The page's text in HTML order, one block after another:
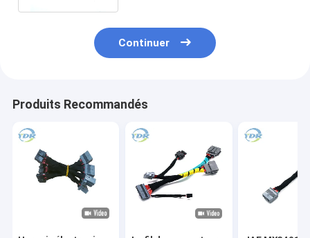
Continuer
Produits Recommandés